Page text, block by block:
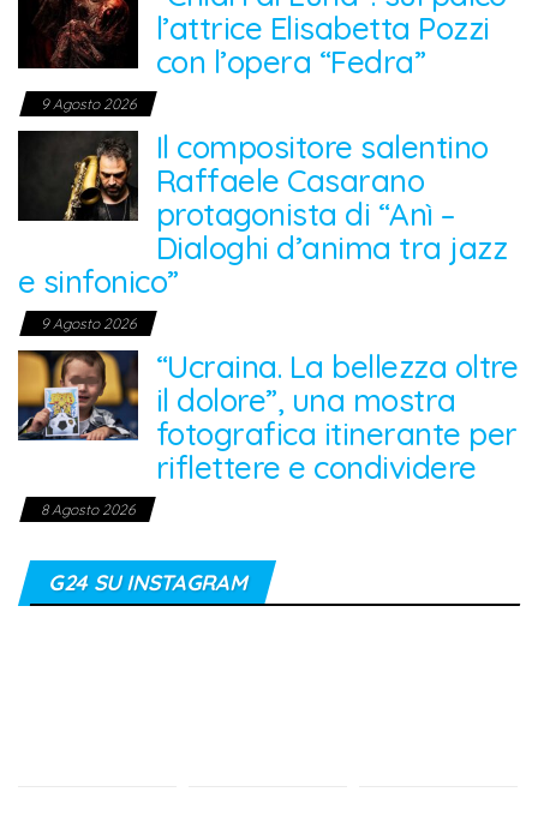
l’attrice Elisabetta Pozzi
con l’opera “Fedra”
9 Agosto 2026
Il compositore salentino
Raffaele Casarano
protagonista di “Anì –
Dialoghi d’anima tra jazz
e sinfonico”
9 Agosto 2026
“Ucraina. La bellezza oltre
il dolore”, una mostra
fotografica itinerante per
riflettere e condividere
8 Agosto 2026
G24 SU INSTAGRAM